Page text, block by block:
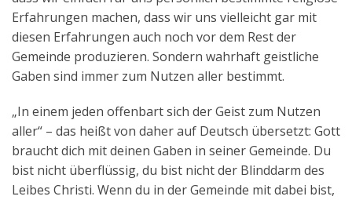
Erfahrungen machen, dass wir uns vielleicht gar mit
diesen Erfahrungen auch noch vor dem Rest der
Gemeinde produzieren. Sondern wahrhaft geistliche
Gaben sind immer zum Nutzen aller bestimmt.
„In einem jeden offenbart sich der Geist zum Nutzen
aller“ – das heißt von daher auf Deutsch übersetzt: Gott
braucht dich mit deinen Gaben in seiner Gemeinde. Du
bist nicht überflüssig, du bist nicht der Blinddarm des
Leibes Christi. Wenn du in der Gemeinde mit dabei bist,